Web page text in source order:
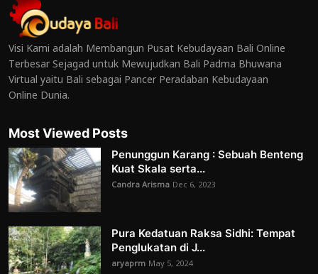
Visi Kami adalah Membangun Pusat Kebudayaan Bali Online
Terbesar Sejagad untuk Mewujudkan Bali Padma Bhuwana
Virtual yaitu Bali sebagai Pancer Peradaban Kebudayaan
Online Dunia.
Most Viewed Posts
Penunggun Karang : Sebuah Benteng
Kuat Skala serta...
Candra Arisma Dec 6, 2023
Pura Kedatuan Raksa Sidhi: Tempat
Penglukatan di J...
aryaprm May 5, 2024